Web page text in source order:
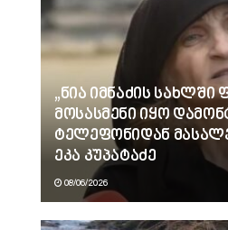
„ნია იმნაძის
მოსასმენი იყო
ტელეფონიდან
ეკა კუპატაძე
08/06/2026